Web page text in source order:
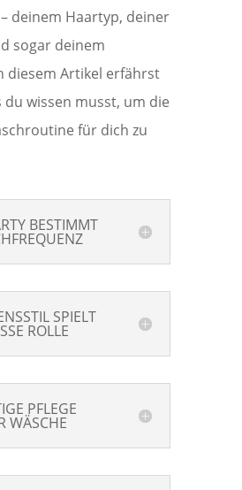
deinem Haartyp, deiner
sogar deinem
diesem Artikel erfährst
du wissen musst, um die
für dich zu
BESTIMMT
SPIELT
ROLLE
PFLEGE
WÄSCHE